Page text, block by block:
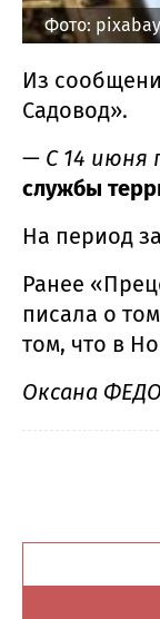
Фото:
Из
Садовод».
— С 14 июня
службы
На период
Ранее
писала о
том, что в
Оксана